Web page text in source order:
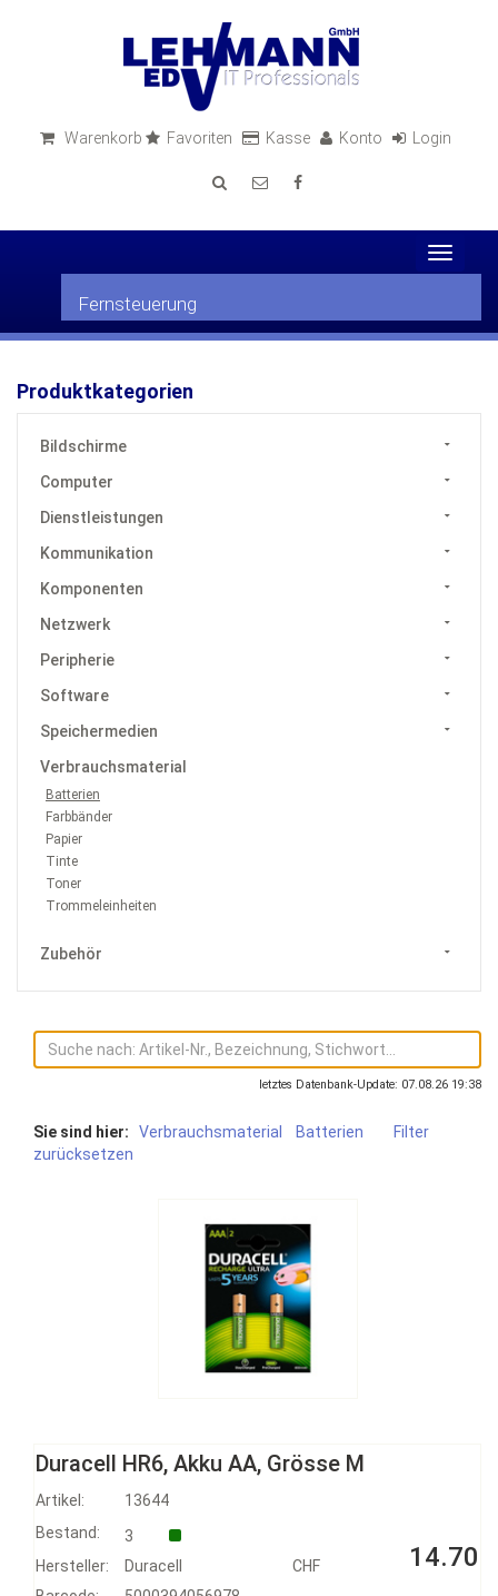
Warenkorb Favoriten Kasse Konto Login
Toggle
Fernsteuerung
Produktkategorien
Bildschirme
Computer
Dienstleistungen
Kommunikation
Komponenten
Netzwerk
Peripherie
Software
Speichermedien
Verbrauchsmaterial
Batterien
Farbbänder
Papier
Tinte
Toner
Trommeleinheiten
Zubehör
letztes Datenbank-Update: 07.08.26 19:38
Sie sind hier: Verbrauchsmaterial Batterien
Filter
zurücksetzen
Duracell HR6, Akku AA, Grösse M
Artikel: 13644
CHF 14.70
Bestand:
3
Hersteller:
Duracell